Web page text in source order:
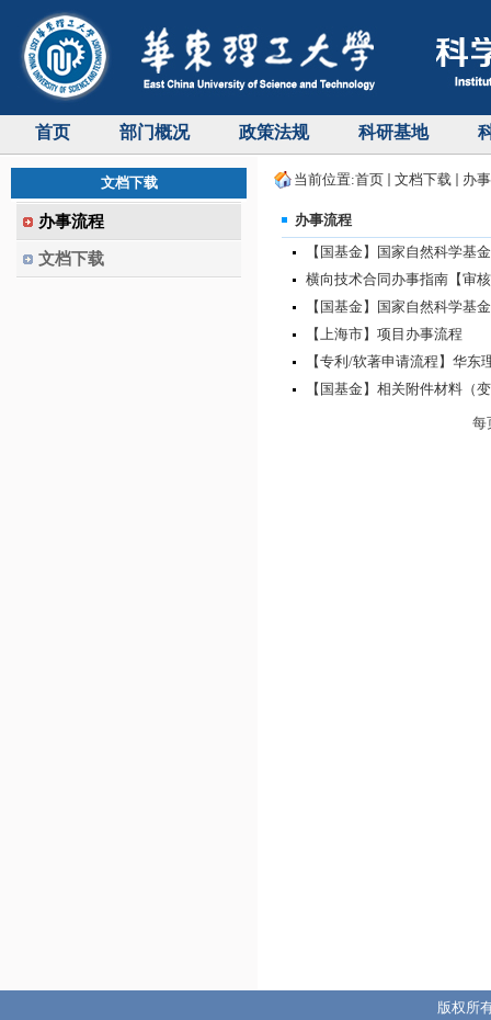
首页 部门概况 政策法规 科研基地
文档下载
办事流程
文档下载
当前位置:首页 文档下载 办
办事流程
【国基金】国家自然科学基
横向技术合同办事指南【审
【国基金】国家自然科学基
【上海市】项目办事流程
【专利/软著申请流程】华
【国基金】相关附件材料（
版权所